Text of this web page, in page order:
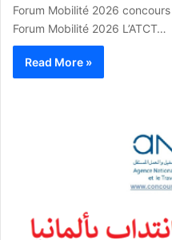
Forum Mobilité 2026
Forum Mobilité 2026 L’ATCT…
Read More »